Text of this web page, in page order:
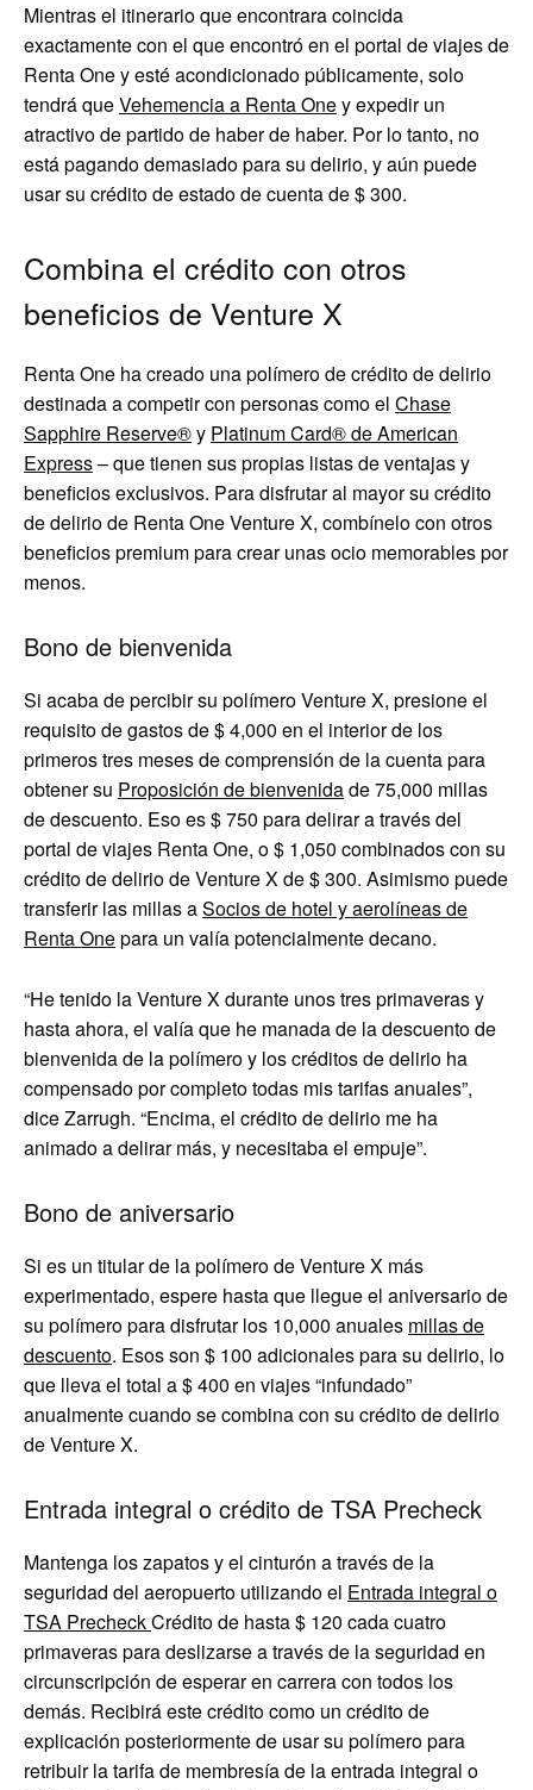
Mientras el itinerario que encontrara coincida
exactamente con el que encontró en el portal de viajes de
Renta One y esté acondicionado públicamente, solo
tendrá queVehemencia a Renta Oney expedir un
atractivo de partido de haber de haber. Por lo tanto, no
está pagando demasiado para su delirio, y aún puede
usar su crédito de estado de cuenta de $ 300.
Combina el crédito con otros
beneficios de Venture X
Renta One ha creado una polímero de crédito de delirio
destinada a competir con personas como el Chase
Sapphire Reserve®y Platinum Card® de American
Express– que tienen sus propias listas de ventajas y
beneficios exclusivos. Para disfrutar al mayor su crédito
de delirio de Renta One Venture X, combínelo con otros
beneficios premium para crear unas ocio memorables por
menos.
Bono de bienvenida
Si acaba de percibir su polímero Venture X, presione el
requisito de gastos de $ 4,000 en el interior de los
primeros tres meses de comprensión de la cuenta para
obtener su Proposición de bienvenidade 75,000 millas
de descuento. Eso es $ 750 para delirar a través del
portal de viajes Renta One, o $ 1,050 combinados con su
crédito de delirio de Venture X de $ 300. Asimismo puede
transferir las millas aSocios de hotel y aerolíneas de
Renta Onepara un valía potencialmente decano.
“He tenido la Venture X durante unos tres primaveras y
hasta ahora, el valía que he manada de la descuento de
bienvenida de la polímero y los créditos de delirio ha
compensado por completo todas mis tarifas anuales”,
dice Zarrugh. “Encima, el crédito de delirio me ha
animado a delirar más, y necesitaba el empuje”.
Bono de aniversario
Si es un titular de la polímero de Venture X más
experimentado, espere hasta que llegue el aniversario de
su polímero para disfrutar los 10,000 anuales millas de
descuento. Esos son $ 100 adicionales para su delirio, lo
que lleva el total a $ 400 en viajes “infundado”
anualmente cuando se combina con su crédito de delirio
de Venture X.
Entrada integral o crédito de TSA Precheck
Mantenga los zapatos y el cinturón a través de la
seguridad del aeropuerto utilizando el Entrada integral o
TSA PrecheckCrédito de hasta $ 120 cada cuatro
primaveras para deslizarse a través de la seguridad en
circunscripción de esperar en carrera con todos los
demás. Recibirá este crédito como un crédito de
explicación posteriormente de usar su polímero para
retribuir la tarifa de membresía de la entrada integral o